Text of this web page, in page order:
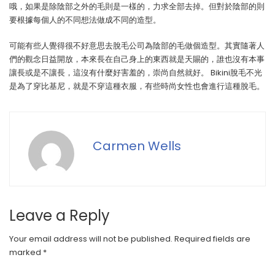
哦，如果是除陰部之外的毛則是一樣的，力求全部去掉。但對於陰部的則
要根據每個人的不同想法做成不同的造型。
可能有些人覺得很不好意思去脫毛公司為陰部的毛做個造型。其實隨著人
們的觀念日益開放，本來長在自己身上的東西就是天賜的，誰也沒有本事
讓長或是不讓長，這沒有什麼好害羞的，崇尚自然就好。 Bikini脫毛不光
是為了穿比基尼，就是不穿這種衣服，有些時尚女性也會進行這種脫毛。
Carmen Wells
Leave a Reply
Your email address will not be published. Required fields are
marked *